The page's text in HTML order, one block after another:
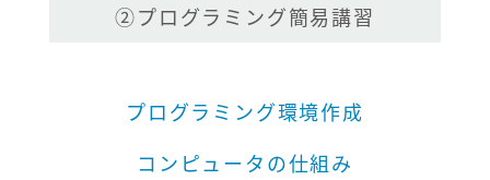
②プログラミング簡易講習
プログラミング環境作成
コンピュータの仕組み